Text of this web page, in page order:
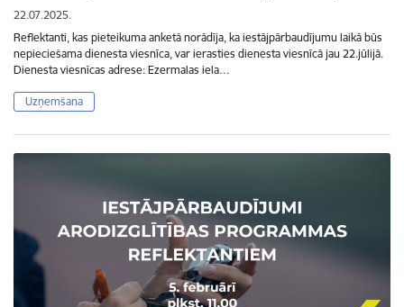
22.07.2025.
Reflektanti, kas pieteikuma anketā norādīja, ka iestājpārbaudījumu laikā būs
nepieciešama dienesta viesnīca, var ierasties dienesta viesnīcā jau 22.jūlijā.
Dienesta viesnīcas adrese: Ezermalas iela…
Uzņemšana